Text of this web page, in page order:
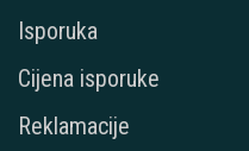
Isporuka
Cijena isporuke
Reklamacije